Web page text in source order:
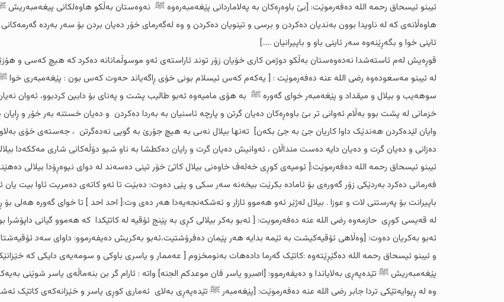
ئیبنو ئیسحاق رحمە اللە دەفەرموێت: [بێ باوەڕەکان بە پەلاماردانی پێغەمبەرەوە ﷺ نەوەستان بەڵکو هاوەلکانی پیغەمبەریش
هاوەڵانەی کە لە ناویدا بوون بەندیان دەکردن و برسی و تینویان دەکردن و وە لەگەرمای خۆر دەیان بردن بۆ سەر بەردە
ئاینی خوا و بگەڕێنەوە سەر ئاینی باو و باپیرانیان .....]
قوڕەیش لەم ئاستەشدا نەدەوەستان بەڵکو دوژمن کاری خۆیان زۆر توند ئاراستەی ئەو موسوڵمانانە دەکرد کە هیچ کەسی و
لە ئیبنو مەسعودەوە رضی اللە عنە دەفەرموێت : [ یەکەم کەس ئیسلام بونی خۆی ڕاگەیاند حەوت کەس بون : پێغەمبەری خوا
سوهەیب و بیلال و میقداد و پێغەمبەر خوای گەورە ﷺ بە هۆی مامیەوە ئەبو طالیب پشت و پەنای بۆ دابین کردبوو، ئەوان
خزمانی لە پشت بوو بەڵام ئەوانی تر بێ باوەڕەکان دەیان گرتن و پارچە ئاسنیان بە بەردا دەکردن و دەیان خستنە بەر خۆر و ڕایان
وایان لێدەکردن هەندێک داوا کاریان جێ بە جێ بکەن] تەنها بیلال نەبی بە هیچ جۆرێ بە گویی نەدەگرتن ، جەستەی خۆی
دەزانی و دەیان گرت و دەیان دایە دەست منداڵان ، ئەوانیش دەیان گرت و رایان دەکطشا بە ناو شیو دۆڵەکانی شاری مەککەدا
ئیبنو ئیسحاق رحمە اللە دەفەرموێت:[ ئومیەی کوڕی خەلەف خاوەنی بیلال کاتێ خۆر تینی دەسەند لە دوای نیوەڕۆدا بیلالی
فەرمانی دەکرد بەردێکی زۆر گەورەی بۆ ئامادە بکرێت بیخەنە سەر سکی و پێی دەوت: دەبێت تا ئەو کاتەی دەمریت ئاوا بیت یان
باپیرانت بۆ پەرستنی لات و عوزا . بیلال لەژێر ئەو هەموو ئازار و ئەشکەنجەیەدا هەر دەی وت:[ ا‌حد احد ] تا خوای گەورە هەلی بۆ
لە قەیسی کوڕی ‌ حازمەوە رضی اللە عنە دەفەرمویت: [ ئەبو بەکر بیلالی کڕی بە پێنج ئۆقیە لە کاتێکدا کە هەموو گیانی داپۆشرا
ئەبو بەکریان دەوت: [وەڵاهی ئۆقیەکیشت بە ئێمە بدایە هەر پێمان دەفرۆشتیت،ئەبو بەکریش دەیفەرموو: داوای سەد
و ئیبنو ئیسحاق رحمە اللە دەگێڕێتەوە :کاتێک گەرما دادەهات بەنومخزوم [ عەممار و یاسری باوکی و سومەیەی دایکی کە
پێغەمبەریش ﷺ تێدەپەڕی بەلایاندا و دەیفەرموو: [اصبرو یاسر فان موعدکم الجنە] واتە : ئارام گر بن بنەماڵەی یاسر شوێنی
وە لە ڕیوایەتێکی تردا جابر رضی اللە عنە دەفەرموێت: [پێغەمبەر ﷺ تێدەپەڕی بەلای ئەماری کوڕی یاسر و خێزانەکەی کاتێک